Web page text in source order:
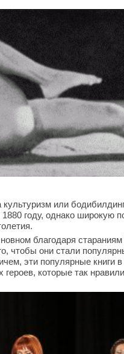
или
году, однако широкую
благодаря
чтобы они стали
эти популярные книги
которые так